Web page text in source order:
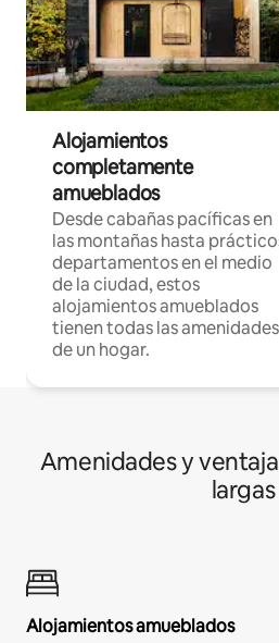
Alojamientos
completamente
amueblados
Desde cabañas pacíficas en
las montañas hasta
departamentos en el medio
de la ciudad, estos
alojamientos amueblados
tienen todas las amenidades
de un hogar.
Amenidades y
largas
Alojamientos amueblados